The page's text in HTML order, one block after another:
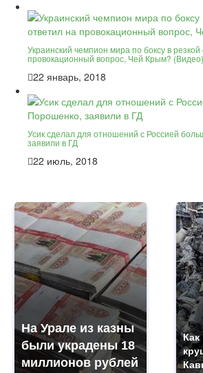
Украинский чемпион мира по боксу в
провокационный вопрос, Чей Крым? (Видео)
22 январь, 2018
Усик сделал для отношений с Россией
заявили в ГД
22 июль, 2018
На Урале из казны
были украдены 18
миллионов рублей
Как